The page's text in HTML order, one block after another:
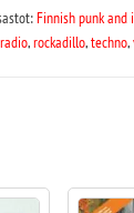
Finnish punk and
,rockadillo,techno,